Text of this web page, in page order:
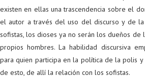
existen en ellas una trascendencia sobre el
el autor a través del uso del discurso y de
sofistas, los dioses ya no serán los dueños de
propios hombres. La habilidad discursiva
para quien participa en la política de la polis
de esto, de allí la relación con los sofistas.